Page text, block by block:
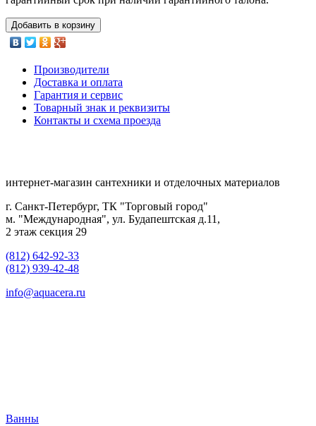
Добавить в корзину
Производители
Доставка и оплата
Гарантия и сервис
Товарный знак и реквизиты
Контакты и схема проезда
интернет-магазин сантехники и отделочных материалов
г. Санкт-Петербург, ТК "Торговый город"
м. "Международная", ул. Будапештская д.11,
2 этаж секция 29
(812) 642-92-33
(812) 939-42-48
info@aquacera.ru
Ванны